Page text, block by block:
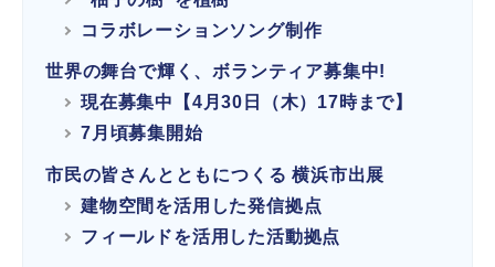
コラボレーションソング制作
世界の舞台で輝く、ボランティア募集中!
現在募集中【4月30日（木）17時まで】
7月頃募集開始
市民の皆さんとともにつくる 横浜市出展
建物空間を活用した発信拠点
フィールドを活用した活動拠点